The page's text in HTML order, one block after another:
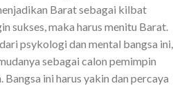
Barat sebagai kilbat
sukses, maka harus menitu Barat.
psykologi dan mental bangsa ini,
sebagai calon pemimpin
Bangsa ini harus yakin dan percaya